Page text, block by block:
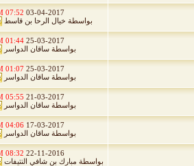
03-04-2017
07:52 PM
بواسطة خيال الرحا بن قاسط
25-03-2017
01:44 PM
بواسطة ساقان الدواسر
25-03-2017
01:07 PM
بواسطة ساقان الدواسر
21-03-2017
05:55 PM
بواسطة ساقان الدواسر
17-03-2017
04:06 PM
بواسطة ساقان الدواسر
22-11-2016
08:32 PM
بواسطة مبارك بن شافي النتيفات